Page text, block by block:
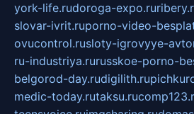
york-life.rudoroga-expo.ru
slovar-ivrit.ruporno-video-
ovucontrol.rusloty-igrovyye-
ru-industriya.rurusskoe-porno-
belgorod-day.rudigilith.ru
medic-today.rutaksu.ru